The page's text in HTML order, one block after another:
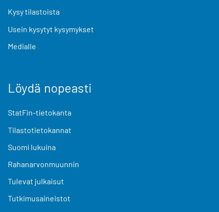
Kysy tilastoista
Usein kysytyt kysymykset
Medialle
Löydä nopeasti
StatFin-tietokanta
Tilastotietokannat
Suomi lukuina
Rahanarvonmuunnin
Tulevat julkaisut
Tutkimusaineistot